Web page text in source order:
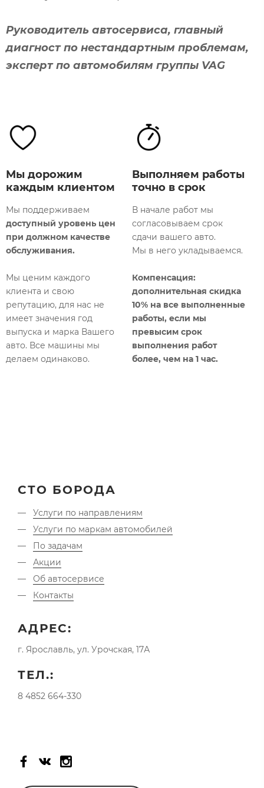
Руководитель автосервиса, главный
диагност по нестандартным проблемам,
эксперт по автомобилям группы VAG
Мы дорожим
каждым клиентом
Мы поддерживаем
доступный уровень цен
при должном качестве
обслуживания.
Мы ценим каждого
клиента и свою
репутацию, для нас не
имеет значения год
выпуска и марка Вашего
авто. Все машины мы
делаем одинаково.​
Выполняем работы
точно в срок
В начале работ мы
согласовываем срок
сдачи вашего авто.
Мы в него укладываемся.
Компенсация:
дополнительная скидка
10% на все выполненные
работы, если мы
превысим срок
выполнения работ
более, чем на 1 час.​
СТО БОРОДА
Услуги по направлениям
Услуги по маркам автомобилей
По задачам
Акции
Об автосервисе
Контакты
АДРЕС:
г. Ярославль, ул. Урочская, 17А
ТЕЛ.:
8 4852 664-330